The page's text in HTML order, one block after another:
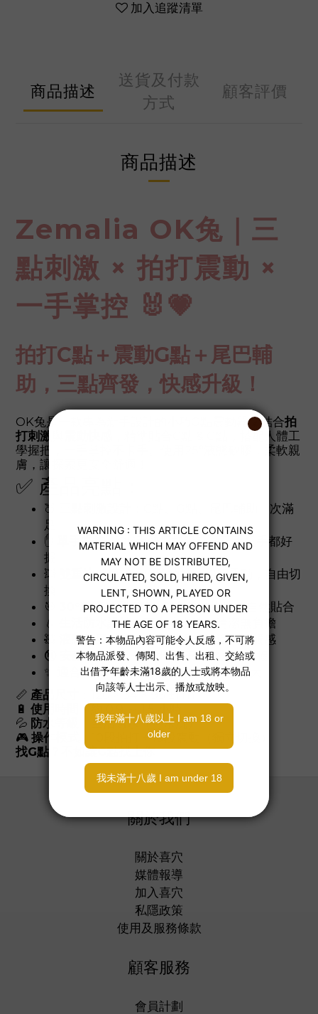
加入追蹤清單
商品描述
送貨及付款
方式
顧客評價
商品描述
Zemalia OK兔｜三
點刺激 × 拍打震動 ×
一手掌控 🐰💗
拍打C點＋震動G點＋尾巴輔
助，三點齊發，快感升級！
OK兔是一款專為新手設計的小巧G點震動器，結合拍
打刺激
，精準貼合C點 & G點，搭配人體工
學握把，一手掌控不卡手。使用25°液態矽膠，柔軟親
膚，讓探索更安全舒適！
✅ 產品亮點：
🍑
：C點、G點、尾巴輔助一次滿
足
✋
單手掌控：OK手勢握把設計，正手反手都好
握
💥
雙重快感模式：10段拍打 × 10段震動，自由切
換
🎯
30°精準頂到G點：符合陰道構造，自然貼合
💧
生活防水設計 ：可直接水洗，清潔無負擔
🧸
液態矽膠材質：柔軟親膚，接近人體觸感
🔇
安靜低噪音：<60dB，安心使用不打擾
✨
適合新手：拇指大小，輕鬆入體不撐大
📏 產品尺寸
：120 × 34 × 95 ±1 mm
🔋 使用時間
：約 0.9 ～ 1.5 小時
💦 防水等級
：生活防水（可水洗）
🎮 操作模式
：10段拍打 + 10段震動（獨立切換）
找G點？不如讓G點找上你
關於我們
關於喜穴
媒體報導
加入喜穴
私隱政策
使用及服務條款
顧客服務
會員計劃